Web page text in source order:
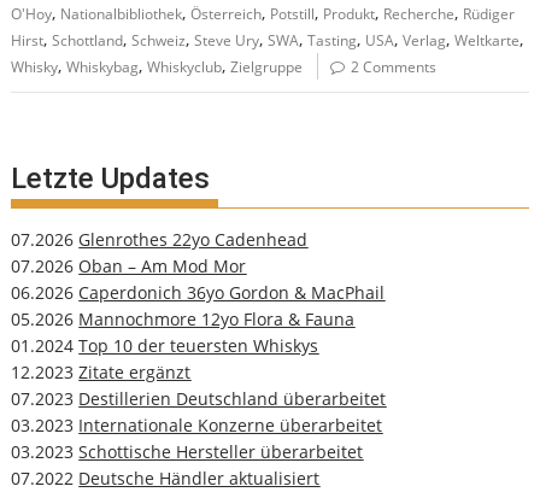
O'Hoy, Nationalbibliothek,Österreich, Potstill, Produkt, Recherche, Rüdiger
Hirst,Schottland,Schweiz,Steve Ury,SWA,Tasting, USA,Verlag,Weltkarte,
Whisky,Whiskybag,Whiskyclub,Zielgruppe 2 Comments
Letzte Updates
07.2026 Glenrothes 22yo Cadenhead
07.2026 Oban – Am Mod Mor
06.2026 Caperdonich 36yo Gordon & MacPhail
05.2026 Mannochmore 12yo Flora & Fauna
01.2024Top 10 der teuersten Whiskys
12.2023Zitate ergänzt
07.2023 Destillerien Deutschland überarbeitet
03.2023 Internationale Konzerne überarbeitet
03.2023Schottische Hersteller überarbeitet
07.2022 Deutsche Händler aktualisiert